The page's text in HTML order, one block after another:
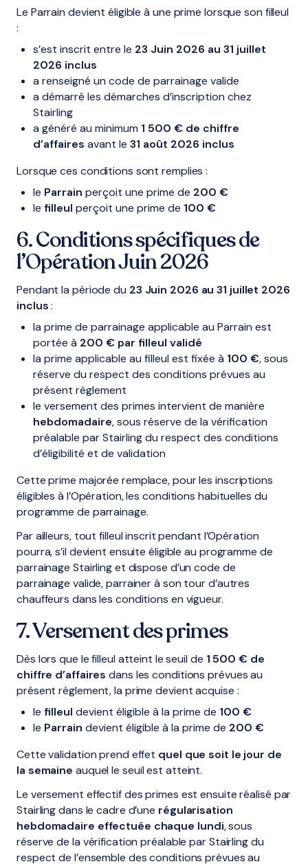
Le Parrain devient éligible à une prime lorsque son filleul
:
s’est inscrit entre le 23 Juin 2026 au 31 juillet
2026 inclus
a renseigné un code de parrainage valide
a démarré les démarches d’inscription chez
Stairling
a généré au minimum 1 500 € de chiffre
d’affaires avant le 31 août 2026 inclus
Lorsque ces conditions sont remplies :
le Parrain perçoit une prime de 200 €
le filleul perçoit une prime de 100 €
6. Conditions spécifiques de
l’Opération Juin 2026
Pendant la période du 23 Juin 2026 au 31 juillet 2026
inclus:
la prime de parrainage applicable au Parrain est
portée à 200 € par filleul validé
la prime applicable au filleul est fixée à 100 €, sous
réserve du respect des conditions prévues au
présent règlement
le versement des primes intervient de manière
hebdomadaire, sous réserve de la vérification
préalable par Stairling du respect des conditions
d’éligibilité et de validation
Cette prime majorée remplace, pour les inscriptions
éligibles à l’Opération, les conditions habituelles du
programme de parrainage.
Par ailleurs, tout filleul inscrit pendant l’Opération
pourra, s’il devient ensuite éligible au programme de
parrainage Stairling et dispose d’un code de
parrainage valide, parrainer à son tour d’autres
chauffeurs dans les conditions en vigueur.
7. Versement des primes
Dès lors que le filleul atteint le seuil de 1 500 € de
chiffre d’affaires dans les conditions prévues au
présent règlement, la prime devient acquise :
le filleul devient éligible à la prime de 100 €
le Parrain devient éligible à la prime de 200 €
Cette validation prend effet quel que soit le jour de
la semaine auquel le seuil est atteint.
Le versement effectif des primes est ensuite réalisé par
Stairling dans le cadre d’une régularisation
hebdomadaire effectuée chaque lundi, sous
réserve de la vérification préalable par Stairling du
respect de l’ensemble des conditions prévues au